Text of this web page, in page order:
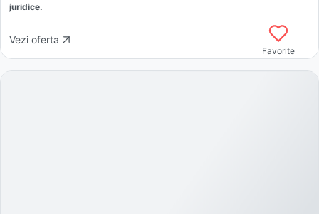
juridice.
Vezi oferta
Favorite